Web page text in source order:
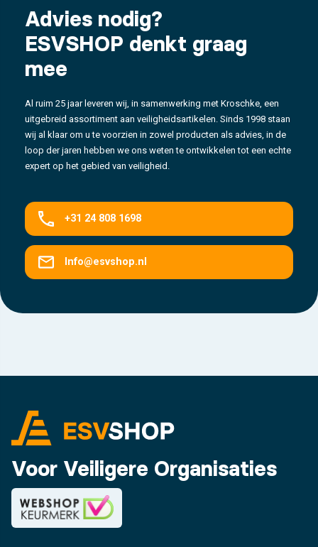
Advies nodig?
ESVSHOP denkt graag
mee
Al ruim 25 jaar leveren wij, in samenwerking met Kroschke, een
uitgebreid assortiment aan veiligheidsartikelen. Sinds 1998 staan
wij al klaar om u te voorzien in zowel producten als advies, in de
loop der jaren hebben we ons weten te ontwikkelen tot een echte
expert op het gebied van veiligheid.
+31 24 808 1698
Info@esvshop.nl
Voor Veiligere Organisaties